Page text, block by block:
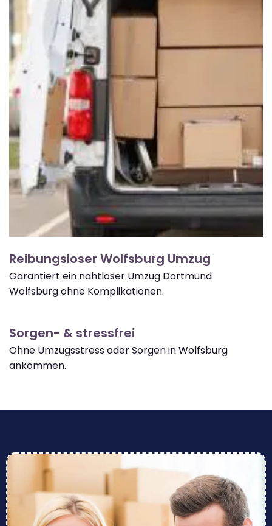
Reibungsloser Wolfsburg Umzug
Garantiert ein nahtloser Umzug Dortmund
Wolfsburg ohne Komplikationen.
Sorgen- & stressfrei
Ohne Umzugsstress oder Sorgen in Wolfsburg
ankommen.